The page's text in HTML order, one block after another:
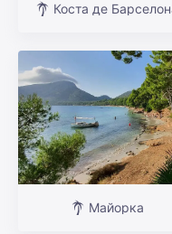
Коста де
Майорка